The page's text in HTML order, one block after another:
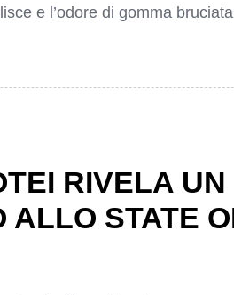
e l’odore di gomma
RIVELA
ALLO STATE